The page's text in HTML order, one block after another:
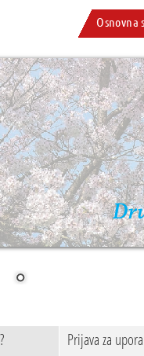
Osnovna
Prijava za